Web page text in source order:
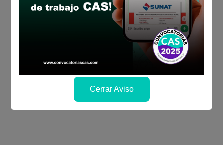
Cerrar Aviso